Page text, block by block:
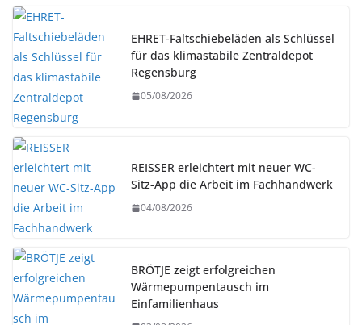
EHRET-Faltschiebeläden als Schlüssel
für das klimastabile Zentraldepot
Regensburg
05/08/2026
REISSER erleichtert mit neuer WC-
Sitz-App die Arbeit im Fachhandwerk
04/08/2026
BRÖTJE zeigt erfolgreichen
Wärmepumpentausch im
Einfamilienhaus